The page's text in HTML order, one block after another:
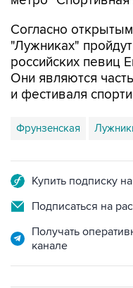
Согласно
"Лужниках"
российских певиц
Они являются
и фестиваля
Фрунзенская
Купить подписку
Подписаться на
Получать
канале